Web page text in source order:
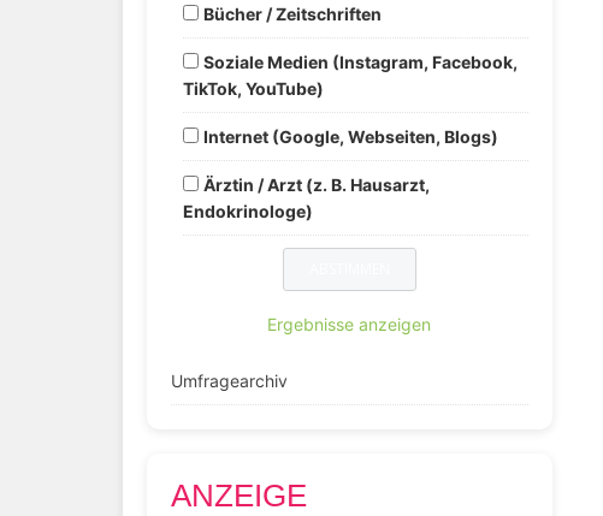
Bücher / Zeitschriften
Soziale Medien (Instagram, Facebook,
TikTok, YouTube)
Internet (Google, Webseiten, Blogs)
Ärztin / Arzt (z. B. Hausarzt,
Endokrinologe)
Ergebnisse anzeigen
Umfragearchiv
ANZEIGE